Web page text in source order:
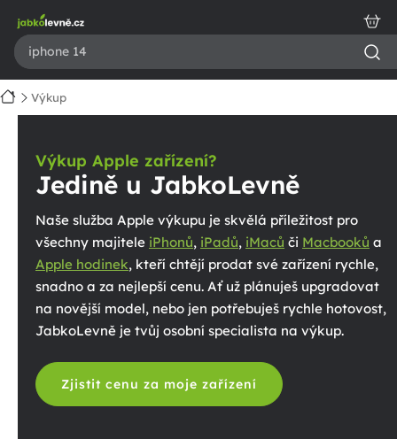
obsah
DomůVýkup
Výkup Apple zařízení?
Jedině u JabkoLevně
Naše služba Apple výkupu je skvělá příležitost pro
všechny majitele iPhonů, iPadů, iMaců či Macbooků a
Apple hodinek, kteří chtějí prodat své zařízení rychle,
snadno a za nejlepší cenu. Ať už plánuješ upgradovat
na novější model, nebo jen potřebuješ rychle hotovost,
JabkoLevně je tvůj osobní specialista na výkup.
Zjistit cenu za moje zařízení